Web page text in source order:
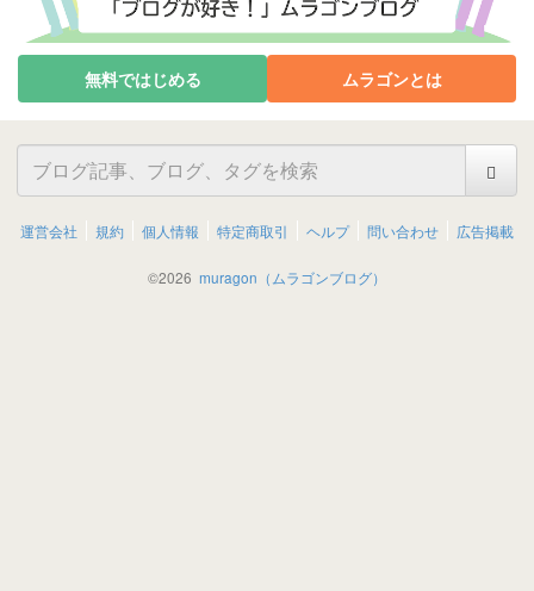
無料ではじめる ムラゴンとは
運営会社 規約 個人情報 特定商取引 ヘルプ 問い合わせ 広告掲載
©2026 muragon（ムラゴンブログ）